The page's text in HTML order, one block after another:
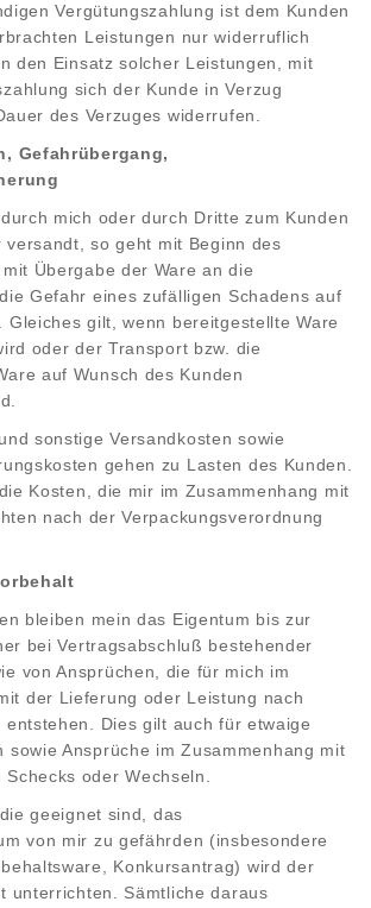
Vergütungszahlung ist dem Kunden
Leistungen nur widerruflich
den Einsatz solcher Leistungen, mit
sich der Kunde in Verzug
des Verzuges widerrufen.
Gefahrübergang,
mich oder durch Dritte zum Kunden
so geht mit Beginn des
Übergabe der Ware an die
Gefahr eines zufälligen Schadens auf
Gleiches gilt, wenn bereitgestellte Ware
oder der Transport bzw. die
auf Wunsch des Kunden
sonstige Versandkosten sowie
gehen zu Lasten des Kunden.
Kosten, die mir im Zusammenhang mit
nach der Verpackungsverordnung
bleiben mein das Eigentum bis zur
bei Vertragsabschluß bestehender
von Ansprüchen, die für mich im
der Lieferung oder Leistung nach
entstehen. Dies gilt auch für etwaige
sowie Ansprüche im Zusammenhang mit
oder Wechseln.
geeignet sind, das
von mir zu gefährden (insbesondere
Konkursantrag) wird der
unterrichten. Sämtliche daraus